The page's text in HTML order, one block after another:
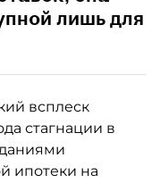
лишь для
всплеск
стагнации в
ипотеки на